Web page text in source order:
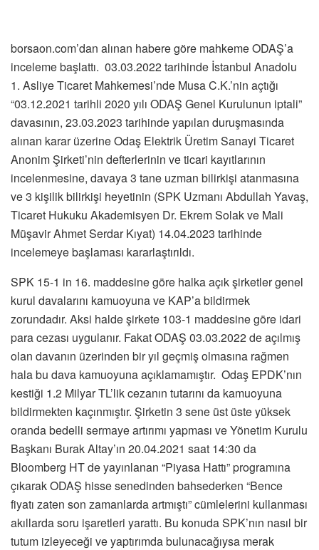
borsaon.com’dan alınan habere göre mahkeme ODAŞ’a
inceleme başlattı. 03.03.2022 tarihinde İstanbul Anadolu
1. Asliye Ticaret Mahkemesi’nde Musa C.K.’nin açtığı
“03.12.2021 tarihli 2020 yılı ODAŞ Genel Kurulunun iptali”
davasının, 23.03.2023 tarihinde yapılan duruşmasında
alınan karar üzerine Odaş Elektrik Üretim Sanayi Ticaret
Anonim Şirketi’nin defterlerinin ve ticari kayıtlarının
incelenmesine, davaya 3 tane uzman bilirkişi atanmasına
ve 3 kişilik bilirkişi heyetinin (SPK Uzmanı Abdullah Yavaş,
Ticaret Hukuku Akademisyen Dr. Ekrem Solak ve Mali
Müşavir Ahmet Serdar Kıyat) 14.04.2023 tarihinde
incelemeye başlaması kararlaştırıldı.
SPK 15-1 in 16. maddesine göre halka açık şirketler genel
kurul davalarını kamuoyuna ve KAP’a bildirmek
zorundadır. Aksi halde şirkete 103-1 maddesine göre idari
para cezası uygulanır. Fakat ODAŞ 03.03.2022 de açılmış
olan davanın üzerinden bir yıl geçmiş olmasına rağmen
hala bu dava kamuoyuna açıklamamıştır. Odaş EPDK’nın
kestiği 1.2 Milyar TL’lik cezanın tutarını da kamuoyuna
bildirmekten kaçınmıştır. Şirketin 3 sene üst üste yüksek
oranda bedelli sermaye artırımı yapması ve Yönetim Kurulu
Başkanı Burak Altay’ın 20.04.2021 saat 14:30 da
Bloomberg HT de yayınlanan “Piyasa Hattı” programına
çıkarak ODAŞ hisse senedinden bahsederken “Bence
fiyatı zaten son zamanlarda artmıştı” cümlelerini kullanması
akıllarda soru işaretleri yarattı. Bu konuda SPK’nın nasıl bir
tutum izleyeceği ve yaptırımda bulunacağıysa merak